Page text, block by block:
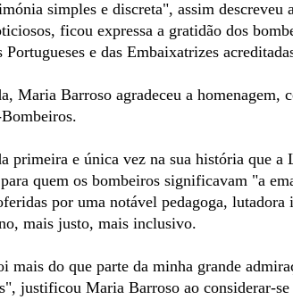
simples e discreta", assim descreveu
ficou expressa a gratidão dos
e das Embaixatrizes
Maria Barroso agradeceu a homenagem,
primeira e única vez na sua história que
quem os bombeiros significavam "a
por uma notável pedagoga,
mais justo, mais inclusivo.
mais do que parte da minha grande
justificou Maria Barroso ao considerar-